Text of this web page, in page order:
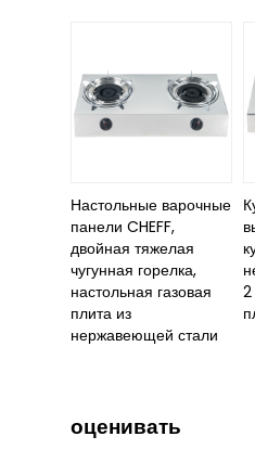
Настольные варочные
панели CHEFF,
двойная тяжелая
чугунная горелка,
настольная газовая
плита из
нержавеющей стали
2
оценивать